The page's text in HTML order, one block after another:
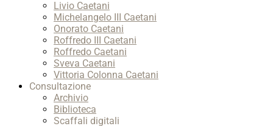
Livio Caetani
Michelangelo III Caetani
Onorato Caetani
Roffredo III Caetani
Roffredo Caetani
Sveva Caetani
Vittoria Colonna Caetani
Consultazione
Archivio
Biblioteca
Scaffali digitali